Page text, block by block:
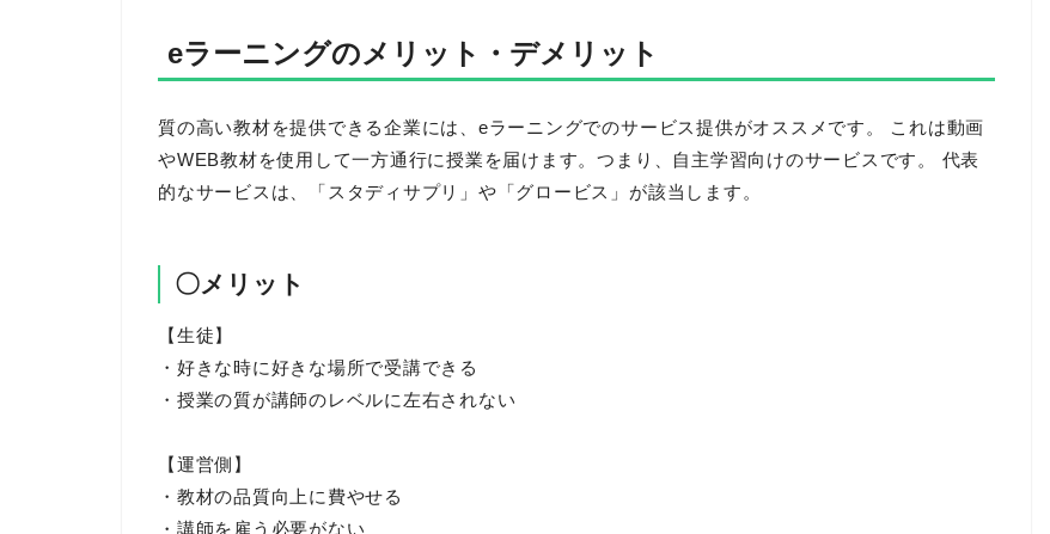
eラーニングのメリット・デメリット
質の高い教材を提供できる企業には、eラーニングでのサービス提供がオススメです。 これは動画
やWEB教材を使用して一方通行に授業を届けます。つまり、自主学習向けのサービスです。 代表
的なサービスは、「スタディサプリ」や「グロービス」が該当します。
〇メリット
【生徒】
・好きな時に好きな場所で受講できる
・授業の質が講師のレベルに左右されない
【運営側】
・教材の品質向上に費やせる
・講師を雇う必要がない